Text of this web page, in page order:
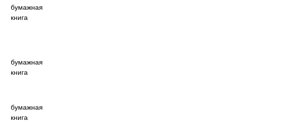
бумажная
книга
бумажная
книга
бумажная
книга